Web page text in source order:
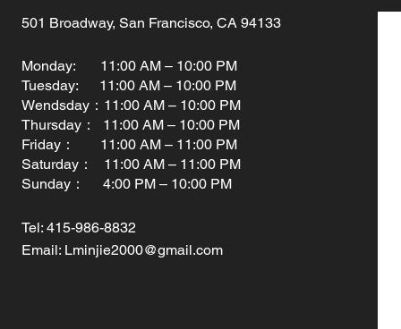
501 Broadway, San Francisco, CA 94133
Monday: 11:00 AM – 10:00 PM
Tuesday: 11:00 AM – 10:00 PM
Wendsday：11:00 AM – 10:00 PM
Thursday： 11:00 AM – 10:00 PM
Friday： 11:00 AM – 11:00 PM
Saturday： 11:00 AM – 11:00 PM
Sunday： 4:00 PM – 10:00 PM
Tel: 415-986-8832
Email: Lminjie2000@gmail.com